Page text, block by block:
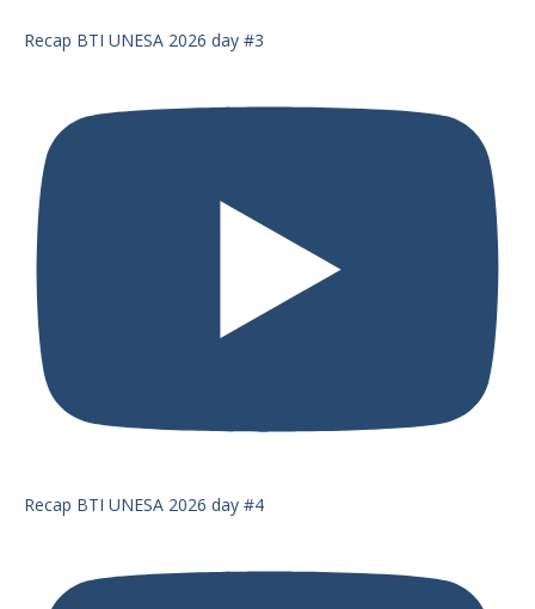
Recap BTI UNESA 2026 day #3
Recap BTI UNESA 2026 day #4